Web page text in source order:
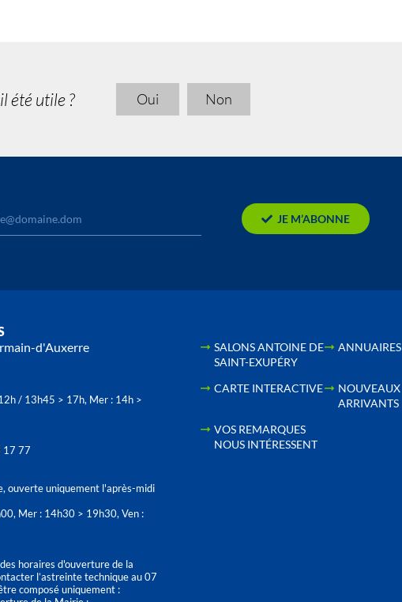
été utile ? Oui Non
JE M’ABONNE
d'Auxerre
/ 13h45 > 17h, Mer : 14h >
17 77
ouverte uniquement l'après-midi
Mer : 14h30 > 19h30, Ven :
horaires d'ouverture de la
l’astreinte technique au 07
composé uniquement :
SALONS ANTOINE DE
SAINT-EXUPÉRY
ANNUAIRES
CARTE INTERACTIVE
NOUVEAUX
ARRIVANTS
VOS REMARQUES
NOUS INTÉRESSENT